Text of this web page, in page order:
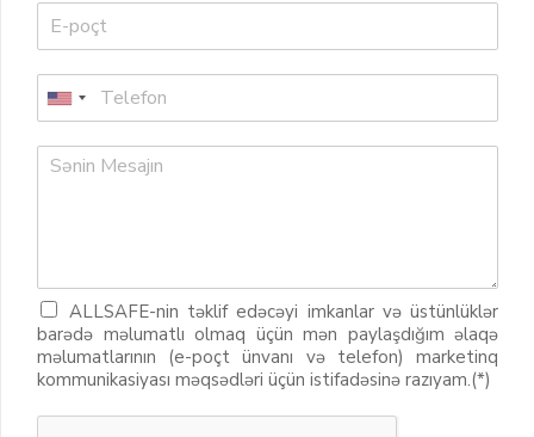
ALLSAFE-nin təklif edəcəyi imkanlar və üstünlüklər
barədə məlumatlı olmaq üçün mən paylaşdığım əlaqə
məlumatlarının (e-poçt ünvanı və telefon) marketinq
kommunikasiyası məqsədləri üçün istifadəsinə razıyam.(*)